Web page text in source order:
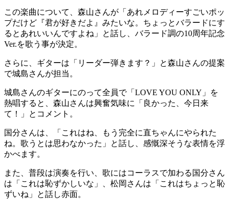
この楽曲について、森山さんが「あれメロディーすごいポッ
プだけど『君が好きだよ』みたいな。ちょっとバラードにす
るとあれいいんですよね」と話し、バラード調の10周年記念
Ver.を歌う事が決定。
さらに、ギターは「リーダー弾きます？」と森山さんの提案
で城島さんが担当。
城島さんのギターにのって全員で「LOVE YOU ONLY」を
熱唱すると、森山さんは興奮気味に「良かった、今日来
て！」とコメント。
国分さんは、「これはね、もう完全に直ちゃんにやられた
ね。歌うとは思わなかった」と話し、感慨深そうな表情を浮
かべます。
また、普段は演奏を行い、歌にはコーラスで加わる国分さん
は「これは恥ずかしいな」、松岡さんは「これはちょっと恥
ずいね」と話し赤面。